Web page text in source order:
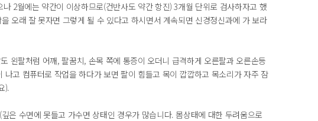
2월에는 약간이 이상하므로(건반사도 약간 항진) 3개월 단위로 검사하자고 했
오래 잘 못자면 그렇게 될 수 있다고 하시면서 계속되면 신경정신과에 가 보라
왼팔처럼 어깨, 팔꿈치, 손목 쪽에 통증이 오더니 급격하게 오른팔과 오른손등
고 컴퓨터로 작업을 하다가 보면 팔이 힘들고 목이 깝깝하고 목소리가 자주 잠
).
은 수면에 못들고 가수면 상태인 경우가 많습니다. 몸상태에 대한 두려움으로